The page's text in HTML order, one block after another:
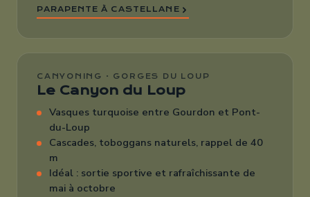
PARAPENTE À CASTELLANE
CANYONING · GORGES DU LOUP
Le Canyon du Loup
Vasques turquoise entre Gourdon et Pont-
du-Loup
Cascades, toboggans naturels, rappel de 40
m
Idéal : sortie sportive et rafraîchissante de
mai à octobre